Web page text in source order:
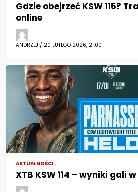
Gdzie obejrzeć KSW 115?
online
ANDRZEJ / 20 LUTEGO 2026, 21:00
AKTUALNOŚCI
XTB KSW 114 – wyniki gali